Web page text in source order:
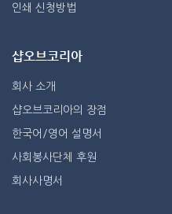
인쇄 신청방법
샵오브코리아
회사 소개
샵오브코리아의 장점
한국어/영어 설명서
사회봉사단체 후원
회사사명서